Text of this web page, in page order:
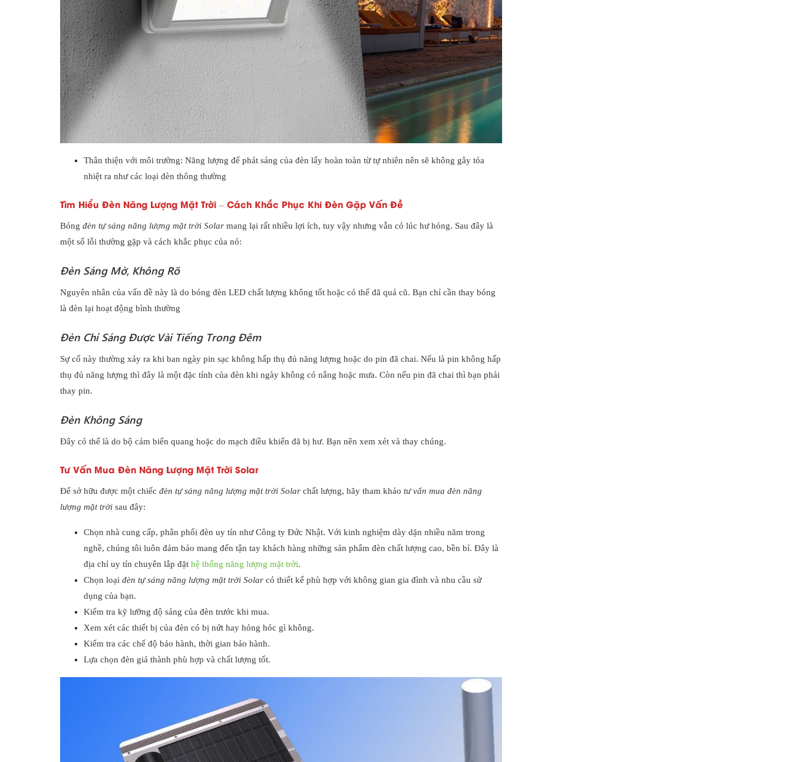
Thân thiện với môi trường: Năng lượng để phát sáng của đèn lấy hoàn toàn từ tự nhiên nên sẽ không gây tỏa
nhiệt ra như các loại đèn thông thường
Tìm Hiểu Đèn Năng Lượng Mặt Trời – Cách Khắc Phục Khi Đèn Gặp Vấn Đề
Bóng đèn tự sáng năng lượng mặt trời Solar mang lại rất nhiều lợi ích, tuy vậy nhưng vẫn có lúc hư hỏng. Sau đây là
một số lỗi thường gặp và cách khắc phục của nó:
Đèn Sáng Mờ, Không Rõ
Nguyên nhân của vấn đề này là do bóng đèn LED chất lượng không tốt hoặc có thể đã quá cũ. Bạn chỉ cần thay bóng
là đèn lại hoạt động bình thường
Đèn Chỉ Sáng Được Vài Tiếng Trong Đêm
Sự cố này thường xảy ra khi ban ngày pin sạc không hấp thụ đủ năng lượng hoặc do pin đã chai. Nếu là pin không hấp
thụ đủ năng lượng thì đây là một đặc tính của đèn khi ngày không có nắng hoặc mưa. Còn nếu pin đã chai thì bạn phải
thay pin.
Đèn Không Sáng
Đây có thể là do bộ cảm biến quang hoặc do mạch điều khiển đã bị hư. Bạn nên xem xét và thay chúng.
Tư Vấn Mua Đèn Năng Lượng Mặt Trời Solar
Để sở hữu được một chiếc đèn tự sáng năng lượng mặt trời Solar chất lượng, hãy tham khảo tư vấn mua đèn năng
lượng mặt trời sau đây:
Chọn nhà cung cấp, phân phối đèn uy tín như Công ty Đức Nhật. Với kinh nghiệm dày dặn nhiều năm trong
nghề, chúng tôi luôn đảm bảo mang đến tận tay khách hàng những sản phẩm đèn chất lượng cao, bền bỉ. Đây là
địa chỉ uy tín chuyên lắp đặt hệ thống năng lượng mặt trời.
Chọn loại đèn tự sáng năng lượng mặt trời Solar có thiết kế phù hợp với không gian gia đình và nhu cầu sử
dụng của bạn.
Kiểm tra kỹ lưỡng độ sáng của đèn trước khi mua.
Xem xét các thiết bị của đèn có bị nứt hay hỏng hóc gì không.
Kiểm tra các chế độ bảo hành, thời gian bảo hành.
Lựa chọn đèn giá thành phù hợp và chất lượng tốt.